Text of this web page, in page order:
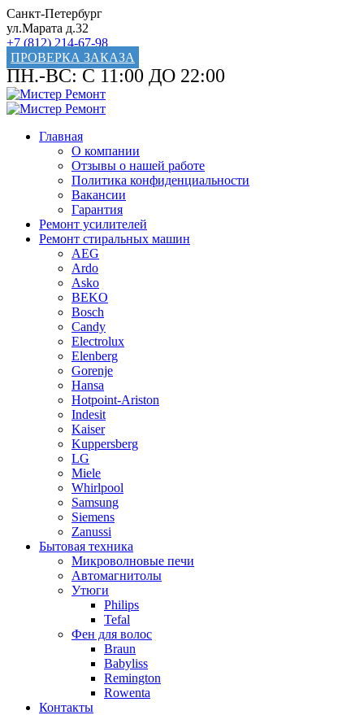
Санкт-Петербург
ул.Марата д.32
+7 (812) 214-67-98
ПРОВЕРКА ЗАКАЗА
ПН.-ВС: С 11:00 ДО 22:00
Главная
О компании
Отзывы о нашей работе
Политика конфиденциальности
Вакансии
Гарантия
Ремонт усилителей
Ремонт стиральных машин
AEG
Ardo
Asko
BEKO
Bosch
Candy
Electrolux
Elenberg
Gorenje
Hansa
Hotpoint-Ariston
Indesit
Kaiser
Kuppersberg
LG
Miele
Whirlpool
Samsung
Siemens
Zanussi
Бытовая техника
Микроволновые печи
Автомагнитолы
Утюги
Philips
Tefal
Фен для волос
Braun
Babyliss
Remington
Rowenta
Контакты